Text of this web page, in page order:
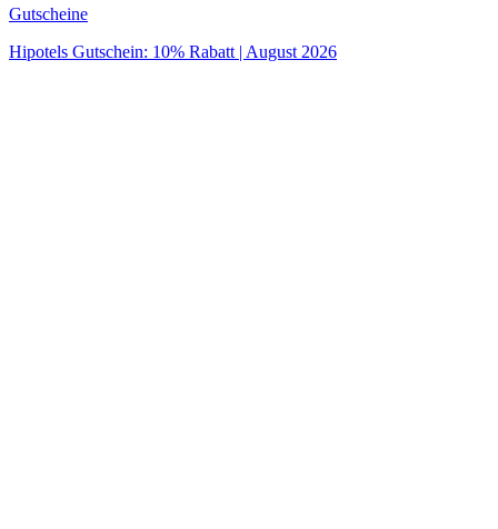
Gutscheine
Hipotels Gutschein: 10% Rabatt | August 2026